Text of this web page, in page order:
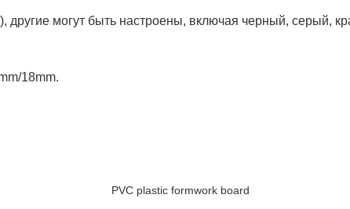
другие могут быть настроены, включая черный, серый,
18mm.